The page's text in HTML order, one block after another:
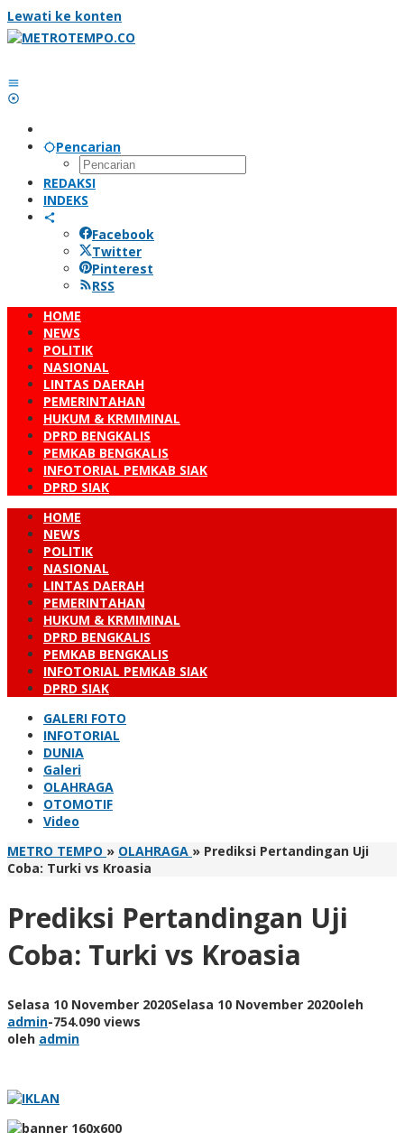
Lewati ke konten
Pencarian
REDAKSI
INDEKS
Facebook
Twitter
Pinterest
RSS
HOME
NEWS
POLITIK
NASIONAL
LINTAS DAERAH
PEMERINTAHAN
HUKUM & KRMIMINAL
DPRD BENGKALIS
PEMKAB BENGKALIS
INFOTORIAL PEMKAB SIAK
DPRD SIAK
HOME
NEWS
POLITIK
NASIONAL
LINTAS DAERAH
PEMERINTAHAN
HUKUM & KRMIMINAL
DPRD BENGKALIS
PEMKAB BENGKALIS
INFOTORIAL PEMKAB SIAK
DPRD SIAK
GALERI FOTO
INFOTORIAL
DUNIA
Galeri
OLAHRAGA
OTOMOTIF
Video
METRO TEMPO » OLAHRAGA » Prediksi Pertandingan Uji
Coba: Turki vs Kroasia
Prediksi Pertandingan Uji
Coba: Turki vs Kroasia
Selasa 10 November 2020Selasa 10 November 2020oleh
admin-754.090 views
oleh admin